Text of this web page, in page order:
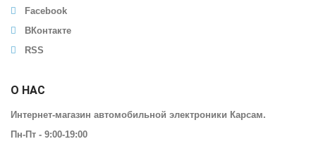
Facebook
ВКонтакте
RSS
О НАС
Интернет-магазин автомобильной электроники Карсам.
Пн-Пт - 9:00-19:00